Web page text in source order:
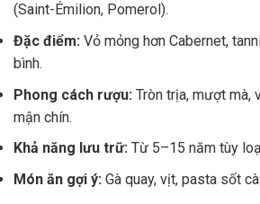
(Saint-Émilion, Pomerol).
Đặc điểm: Vỏ mỏng hơn Cabernet,
bình.
Phong cách rượu: Tròn trịa, mượt mà,
mận chín.
Khả năng lưu trữ: Từ 5–15 năm tùy
Món ăn gợi ý: Gà quay, vịt, pasta sốt